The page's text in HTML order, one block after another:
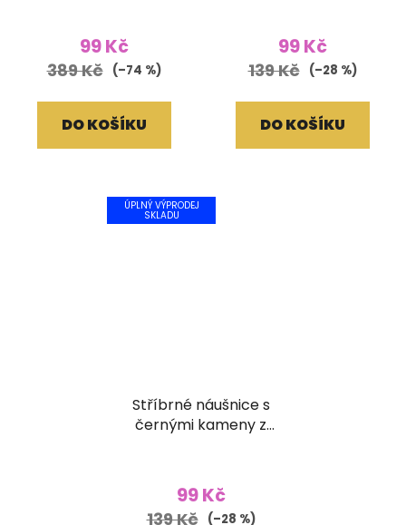
99 Kč
389 Kč (–74 %)
DO KOŠÍKU
99 Kč
139 Kč (–28 %)
DO KOŠÍKU
ÚPLNÝ VÝPRODEJ
SKLADU
Stříbrné náušnice s
černými kameny z
99 Kč
139 Kč (–28 %)